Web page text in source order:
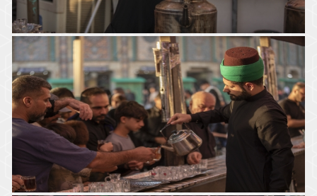
موكب السادة الخدم - العتبة العباسية المقدسة